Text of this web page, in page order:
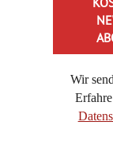
Wir